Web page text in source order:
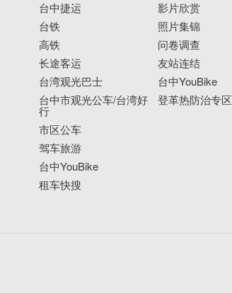
台中捷运
台铁
高铁
长途客运
台湾观光巴士
台中市观光公车/台湾好
行
市区公车
驾车旅游
台中YouBike
租车快搜
影片欣赏
照片集锦
问卷调查
友站连结
台中YouBike
登革热防治专区